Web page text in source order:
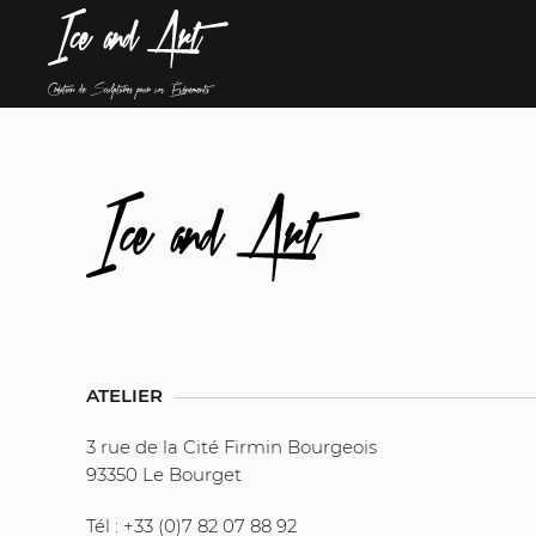
ATELIER
3 rue de la Cité Firmin Bourgeois
93350 Le Bourget
Tél : +33 (0)7 82 07 88 92